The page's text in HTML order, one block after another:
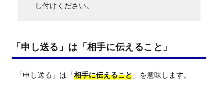
し付けください。
「申し送る」は「相手に伝えること」
「申し送る」は「相手に伝えること 」を意味します。